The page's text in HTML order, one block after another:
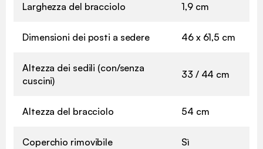
Larghezza del bracciolo 1,9 cm
Dimensioni dei posti a sedere 46 x 61,5 cm
Altezza dei sedili (con/senza
cuscini)
33 / 44 cm
Altezza del bracciolo 54 cm
Coperchio rimovibile Sì